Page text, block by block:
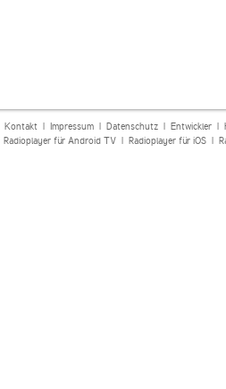
Kontakt| Impressum| Datenschutz| Entwickler|
Radioplayer für Android TV| Radioplayer für iOS|